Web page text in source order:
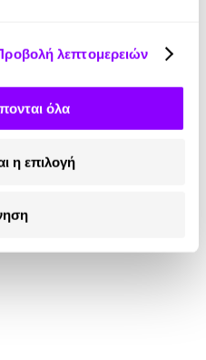
λεπτομερειών
όλα
η επιλογή